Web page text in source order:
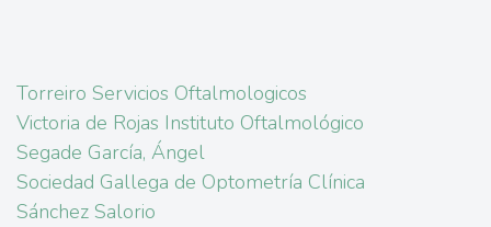
Torreiro Servicios Oftalmologicos
Victoria de Rojas Instituto Oftalmológico
Segade García, Ángel
Sociedad Gallega de Optometría Clínica
Sánchez Salorio